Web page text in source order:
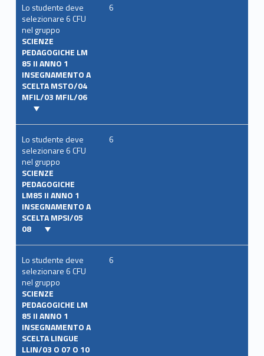
Lo studente deve
selezionare 6 CFU
nel gruppo
SCIENZE
PEDAGOGICHE LM
85 II ANNO 1
INSEGNAMENTO A
SCELTA MSTO/04
MFIL/03 MFIL/06
6
Lo studente deve
selezionare 6 CFU
nel gruppo
SCIENZE
PEDAGOGICHE
LM85 II ANNO 1
INSEGNAMENTO A
SCELTA MPSI/05
08
6
Lo studente deve
selezionare 6 CFU
nel gruppo
SCIENZE
PEDAGOGICHE LM
85 II ANNO 1
INSEGNAMENTO A
SCELTA LINGUE
LLIN/03 O 07 O 10
6